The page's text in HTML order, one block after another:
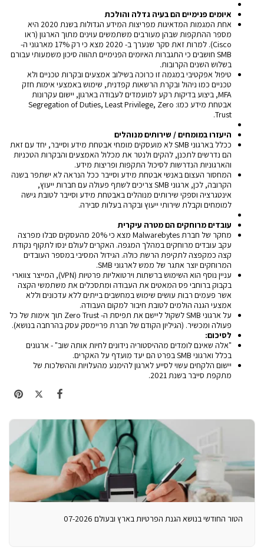
איומים פנימיים הם בעיה גדלה והולכת
אחת המגמות המדאיגות מפריצות המידע הגדולות בשנת 2020 היא
מספר ההתקפות שבהן מעורבים משתמשים עוינים מתוך הארגון (ראו
Cisco). למרות זאת סקר שנערך ב- 2020 מצא כי רק 17% מארגוני ה-
SMB חושבים כי התגברות האיומים הפנימיים תהווה סיכון משמעותי עבורם
בשלוש השנים הקרובות.
טיפול אפקטיבי במגמה זו כרוכה בשילוב אמצעים ובקרות טכניים ולא
טכניים כמו ניהול ובקרת הרשאות קפדנית, שימוש באמצעי אימות חזק
MFA, ביצוע בדיקות רקע למועמדים לעבודה בארגון, יישום עקרונות
אבטחת מידע כמו: Segregation of Duties, Least Privilege, Zero
Trust.
היעזרו במומחים / שירותים מנוהלים
ככלל בארגוני SMB לא מועסקים מומחי אבטחת מידע וסייבר, יחד עם זאת
הם נדרשים לתכנן, להקים ולנטר את מכלול האמצעים והבקרות הטכניות
והארגוניות הנדרשות לסיכול התקפות ופריצות מידע.
המחסור העצום באנשי אבטחת מידע וסייבר ככל הנראה לא ישתפר בשנה
הקרובה, לכן, ארגוני SMB צריכים לשתף פעולה עם חברות ייעוץ,
אינטגרציה וספקי שירותים מנוהלים באבטחת מידע וסייבר לטובת גישה
למומחים וקבלת שירותי ייעוץ ובקרה בעלות סבירה.
עובדים מרוחקים הם מטרה עיקרית
מחקר של חברת Malwarebytes מצא כי 20% מהעסקים סבלו מפרצה
עקב עובדים מרוחקים במהלך המגפה. האקרים לעולם ינסו לתקוף נקודת
קצה כמקפצה לתקיפת הרשת כולה. הגידול המסיבי במספר העובדים
המרוחקים יוצר אתגר של ממש לארגוני SMB.
עניין נוסף הוא השימוש ברשתות וירטואליות פרטיות (VPN), המייצר צווארי
בקבוק ברוחבי פס המאטים את העבודה ומתסכלים את משתמשי הקצה
אשר פעמים רבות עושים שימוש במחשבים בייתים ללא עדכונים וללא
אמצעי הגנה הולמים לטובת חיבור למקום העבודה.
על ארגוני SMB לשקול ליישם את תפיסת ה-
Zero Trust תוך אימות של כל
פעולה ומכשיר. (הגיליון הקודם של חברת פריימסק עסק בהרחבה בנושא).
לסיכום:
"אלה שאינם לומדים מההיסטוריה נידונים לחיות אותה שוב" - ארגונים
בכלל וארגוני SMB בפרט הם יעד מועדף על האקרים.
יישום הלקחים עשוי לסייע לארגון להימנע מהעלויות וההשלכות של
מתקפת סייבר בשנת 2021.
הטור החודשי בנושא הגנת הפרטיות בארץ ובעולם 07-2026